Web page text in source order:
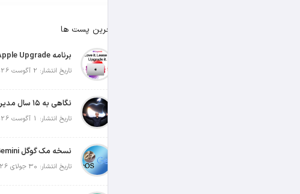
آخرین پست ها
تاریخ انتشار: 2 آگوست 2026
تاریخ انتشار: 1 آگوست 2026
تاریخ انتشار: 30 جولای 2026